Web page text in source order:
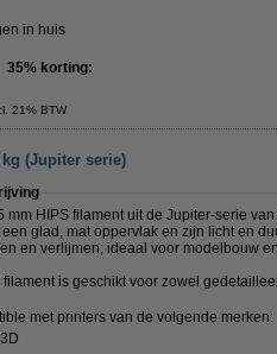
in huis
35% korting:
21% BTW
(Jupiter serie)
mm HIPS filament uit de Jupiter-serie
een glad, mat oppervlak en zijn licht en
en verlijmen; ideaal voor modelbouw
filament is geschikt voor zowel
met printers van de volgende merken: